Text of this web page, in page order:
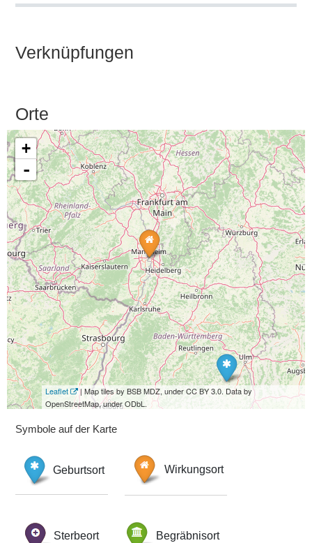
Verknüpfungen
Orte
+
-
Leaflet
| Map tiles by BSB MDZ, under CC BY 3.0. Data by
OpenStreetMap, under ODbL.
Symbole auf der Karte
Geburtsort Wirkungsort
Sterbeort Begräbnisort